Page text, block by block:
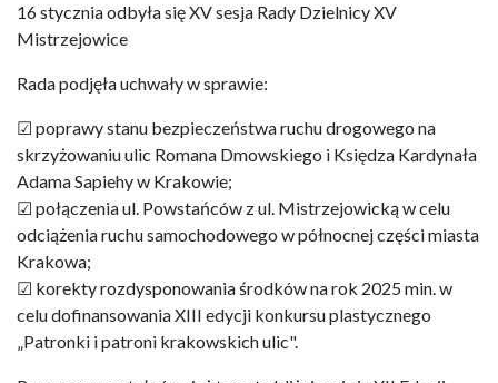
16 stycznia odbyła się XV sesja Rady Dzielnicy XV
Mistrzejowice
Rada podjęła uchwały w sprawie:
☑ poprawy stanu bezpieczeństwa ruchu drogowego na
skrzyżowaniu ulic Romana Dmowskiego i Księdza Kardynała
Adama Sapiehy w Krakowie;
☑ połączenia ul. Powstańców z ul. Mistrzejowicką w celu
odciążenia ruchu samochodowego w północnej części miasta
Krakowa;
☑ korekty rozdysponowania środków na rok 2025 min. w
celu dofinansowania XIII edycji konkursu plastycznego
„Patronki i patroni krakowskich ulic".